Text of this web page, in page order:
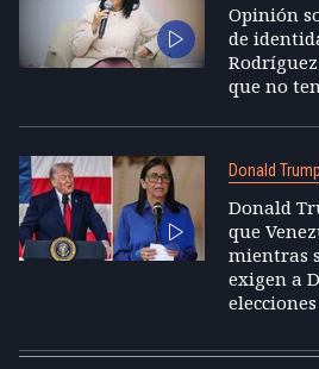
Opinión
de
que no
Donald Trump
Donald
que
mientras
exigen a